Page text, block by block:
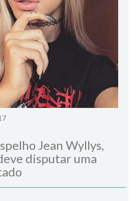
Jean Wyllys,
disputar uma